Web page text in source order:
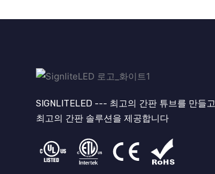
SIGNLITELED --- 최고의 간판 튜브를 만들고
최고의 간판 솔루션을 제공합니다